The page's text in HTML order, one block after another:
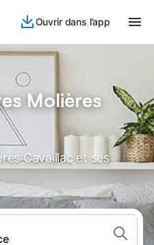
Ouvrir dans l’app
Molières
Cavaillac et ses